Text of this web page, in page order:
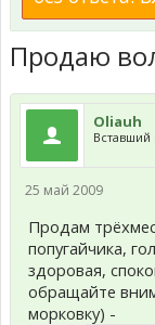
Продаю
Oliauh
Вставший
25 май 2009
Продам
попугайчика,
здоровая,
обращайте
морковку) -